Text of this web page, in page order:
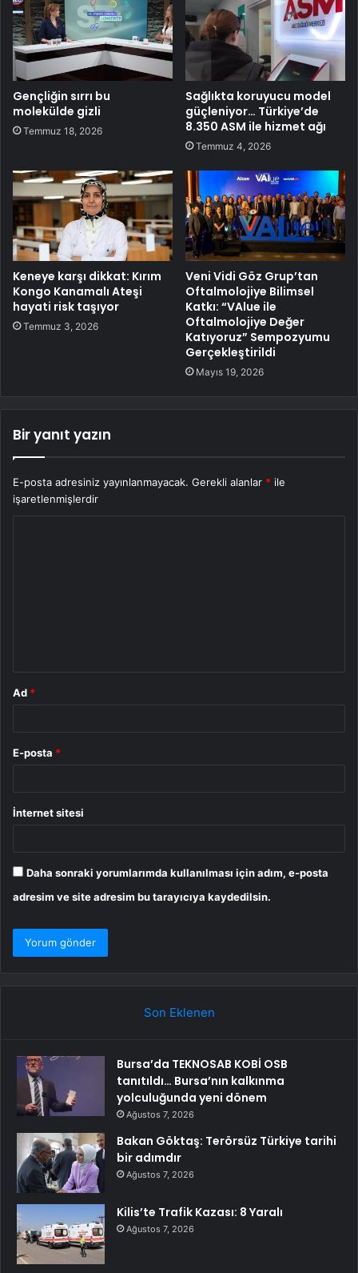
Gençliğin sırrı bu
molekülde gizli
Temmuz 18, 2026
Sağlıkta koruyucu model
güçleniyor… Türkiye’de
8.350 ASM ile hizmet ağı
Temmuz 4, 2026
Keneye karşı dikkat: Kırım
Kongo Kanamalı Ateşi
hayati risk taşıyor
Temmuz 3, 2026
Veni Vidi Göz Grup’tan
Oftalmolojiye Bilimsel
Katkı: “VAlue ile
Oftalmolojiye Değer
Katıyoruz” Sempozyumu
Gerçekleştirildi
Mayıs 19, 2026
Bir yanıt yazın
E-posta adresiniz yayınlanmayacak. Gerekli alanlar * ile
işaretlenmişlerdir
Ad *
E-posta *
İnternet sitesi
Daha sonraki yorumlarımda kullanılması için adım, e-posta
adresim ve site adresim bu tarayıcıya kaydedilsin.
Son Eklenen
Bursa’da TEKNOSAB KOBİ OSB
tanıtıldı… Bursa’nın kalkınma
yolculuğunda yeni dönem
Ağustos 7, 2026
Bakan Göktaş: Terörsüz Türkiye tarihi
bir adımdır
Ağustos 7, 2026
Kilis’te Trafik Kazası: 8 Yaralı
Ağustos 7, 2026